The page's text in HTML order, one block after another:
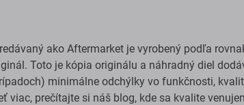
ako Aftermarket je vyrobený podľa
Toto je kópia originálu a náhradný diel
minimálne odchýlky vo funkčnosti,
viac, prečítajte si náš blog, kde sa kvalite